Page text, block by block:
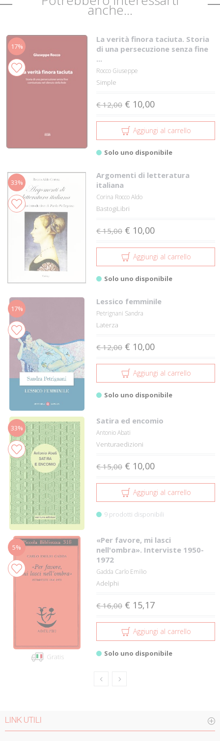
anche...
17%
La verità finora taciuta. Storia
di una persecuzione senza fine
...
Rocco Giuseppe
Simple
€ 12,00 € 10,00
Aggiungi al carrello
Solo uno disponibile
33%
Argomenti di letteratura
italiana
Corina Rocco Aldo
BastogiLibri
€ 15,00 € 10,00
Aggiungi al carrello
Solo uno disponibile
17%
Lessico femminile
Petrignani Sandra
Laterza
€ 12,00 € 10,00
Aggiungi al carrello
Solo uno disponibile
33%
Satira ed encomio
Antonio Abati
Venturaedizioni
€ 15,00 € 10,00
Aggiungi al carrello
9 prodotti disponibili
5%
Gratis
«Per favore, mi lasci
nell'ombra». Interviste 1950-
1972
Gadda Carlo Emilio
Adelphi
€ 16,00 € 15,17
Aggiungi al carrello
Solo uno disponibile
LINK UTILI